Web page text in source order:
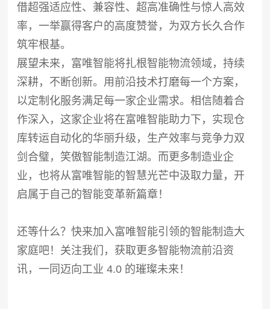
借超强适应性、兼容性、超高准确性与惊人高效
率，一举赢得客户的高度赞誉，为双方长久合作
筑牢根基。
展望未来，富唯智能将扎根智能物流领域，持续
深耕，不断创新。用前沿技术打磨每一个方案，
以定制化服务满足每一家企业需求。相信随着合
作深入，这家企业将在富唯智能助力下，实现仓
库转运自动化的华丽升级，生产效率与竞争力双
剑合璧，笑傲智能制造江湖。而更多制造业企
业，也将从富唯智能的智慧光芒中汲取力量，开
启属于自己的智能变革新篇章！
还等什么？快来加入富唯智能引领的智能制造大
家庭吧！关注我们，获取更多智能物流前沿资
讯，一同迈向工业 4.0 的璀璨未来！